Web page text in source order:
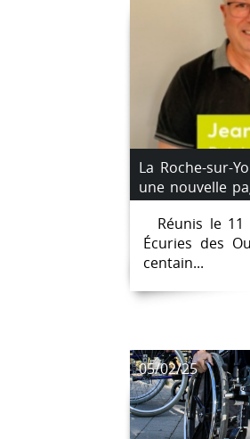
La Roche-sur-
une nouvelle
président
Réunis le 11
Écuries des
centain...
05/02/25